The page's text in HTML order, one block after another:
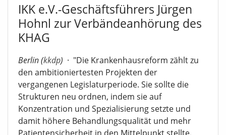
IKK e.V.-Geschäftsführers Jürgen
Hohnl zur Verbändeanhörung des
KHAG
Berlin (kkdp) · "Die Krankenhausreform zählt zu
den ambitioniertesten Projekten der
vergangenen Legislaturperiode. Sie sollte die
Strukturen neu ordnen, indem sie auf
Konzentration und Spezialisierung setzte und
damit höhere Behandlungsqualität und mehr